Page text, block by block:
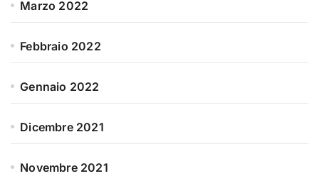
Marzo 2022
Febbraio 2022
Gennaio 2022
Dicembre 2021
Novembre 2021